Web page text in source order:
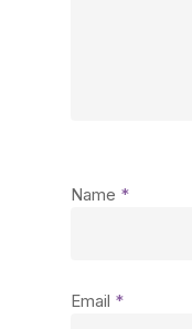
Name *
Email *